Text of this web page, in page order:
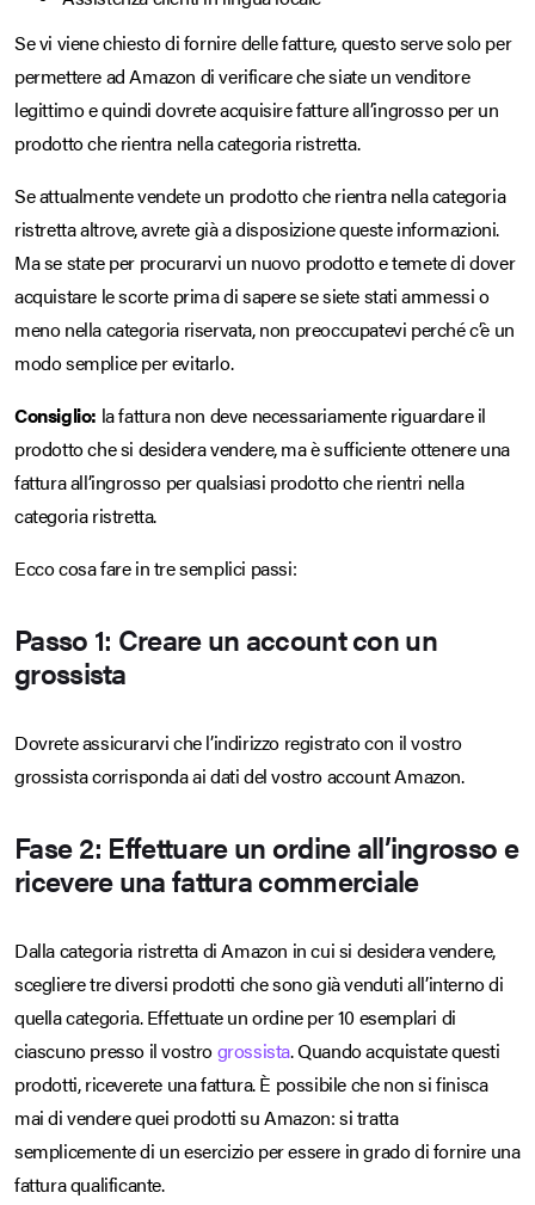
Se vi viene chiesto di fornire delle fatture, questo serve solo per
permettere ad Amazon di verificare che siate un venditore
legittimo e quindi dovrete acquisire fatture all’ingrosso per un
prodotto che rientra nella categoria ristretta.
Se attualmente vendete un prodotto che rientra nella categoria
ristretta altrove, avrete già a disposizione queste informazioni.
Ma se state per procurarvi un nuovo prodotto e temete di dover
acquistare le scorte prima di sapere se siete stati ammessi o
meno nella categoria riservata, non preoccupatevi perché c’è un
modo semplice per evitarlo.
Consiglio: la fattura non deve necessariamente riguardare il
prodotto che si desidera vendere, ma è sufficiente ottenere una
fattura all’ingrosso per qualsiasi prodotto che rientri nella
categoria ristretta.
Ecco cosa fare in tre semplici passi:
Passo 1: Creare un account con un
grossista
Dovrete assicurarvi che l’indirizzo registrato con il vostro
grossista corrisponda ai dati del vostro account Amazon.
Fase 2: Effettuare un ordine all’ingrosso e
ricevere una fattura commerciale
Dalla categoria ristretta di Amazon in cui si desidera vendere,
scegliere tre diversi prodotti che sono già venduti all’interno di
quella categoria. Effettuate un ordine per 10 esemplari di
ciascuno presso il vostrogrossista. Quando acquistate questi
prodotti, riceverete una fattura. È possibile che non si finisca
mai di vendere quei prodotti su Amazon: si tratta
semplicemente di un esercizio per essere in grado di fornire una
fattura qualificante.